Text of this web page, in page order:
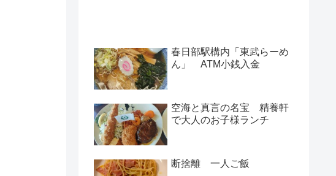
春日部駅構内「東武らーめ
ん」 ATM小銭入金
空海と真言の名宝 精養軒
で大人のお子様ランチ
断捨離 一人ご飯